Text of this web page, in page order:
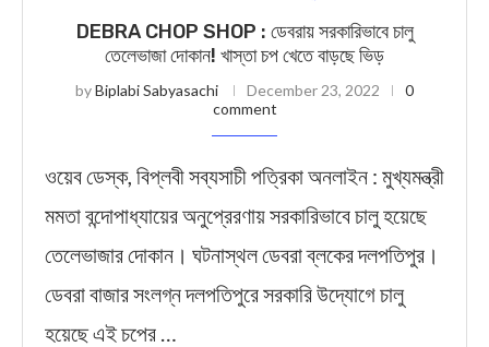
DEBRA CHOP SHOP : ডেবরায় সরকারিভাবে চালু
তেলেভাজা দোকান! খাস্তা চপ খেতে বাড়ছে ভিড়
byBiplabi Sabyasachi December 23, 2022
0
comment
ওয়েব ডেস্ক, বিপ্লবী সব্যসাচী পত্রিকা অনলাইন : মুখ্যমন্ত্রী
মমতা বন্দোপাধ্যায়ের অনুপ্রেরণায় সরকারিভাবে চালু হয়েছে
তেলেভাজার দোকান। ঘটনাস্থল ডেবরা ব্লকের দলপতিপুর।
ডেবরা বাজার সংলগ্ন দলপতিপুরে সরকারি উদ্যোগে চালু
হয়েছে এই চপের …